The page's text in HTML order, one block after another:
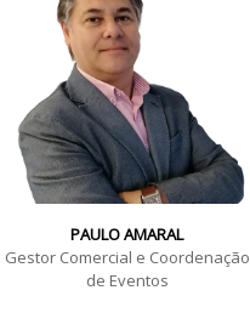
PAULO AMARAL
Gestor Comercial e Coordenação
de Eventos